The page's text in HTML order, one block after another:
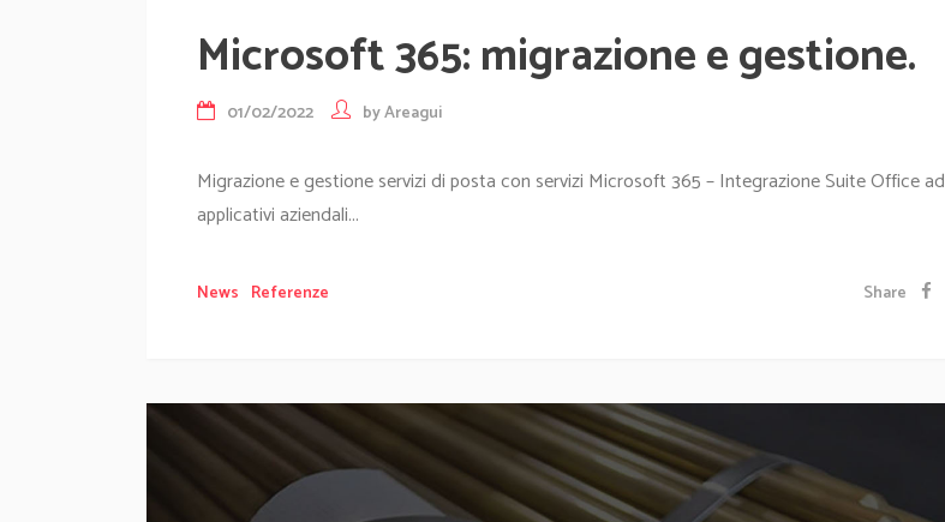
Microsoft 365: migrazione e gestione.
01/02/2022 byAreagui
Migrazione e gestione servizi di posta con servizi Microsoft 365 – Integrazione Suite Office ad
applicativi aziendali...
News Referenze Share